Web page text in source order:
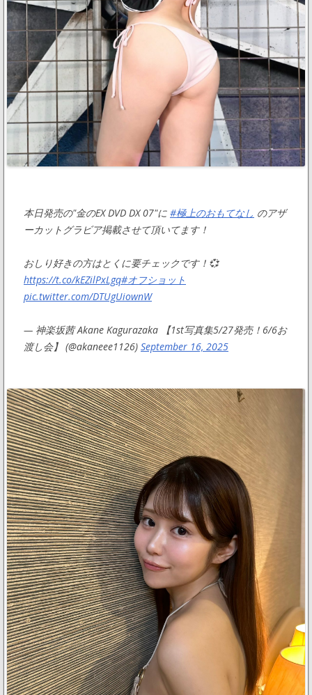
本日発売の"金のEX DVD DX 07"に #極上のおもてなし のアザ
ーカットグラビア掲載させて頂いてます！
おしり好きの方はとくに要チェックです！💞
https://t.co/kEZilPxLgq#オフショット
pic.twitter.com/DTUgUiownW
— 神楽坂茜 Akane Kagurazaka 【1st写真集5/27発売！6/6お
渡し会】 (@akaneee1126) September 16, 2025